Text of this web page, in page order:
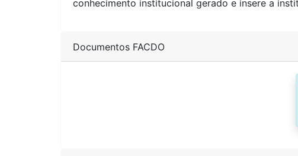
conhecimento institucional gerado e insere a
Documentos FACDO